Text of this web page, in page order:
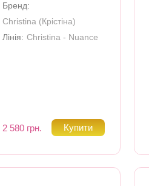
Бренд:
Christina (Крiстiна)
Лінія: Christina - Nuance
2 580 грн.